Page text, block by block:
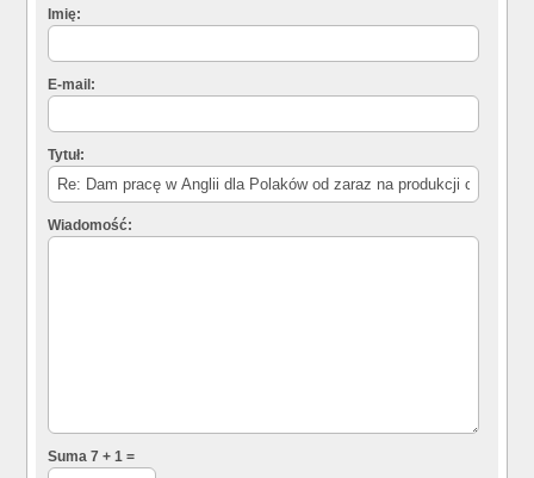
Imię:
E-mail:
Tytuł:
Wiadomość:
Suma 7 + 1 =